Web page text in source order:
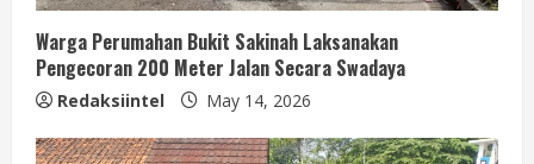
Warga Perumahan Bukit Sakinah Laksanakan
Pengecoran 200 Meter Jalan Secara Swadaya
Redaksiintel May 14, 2026